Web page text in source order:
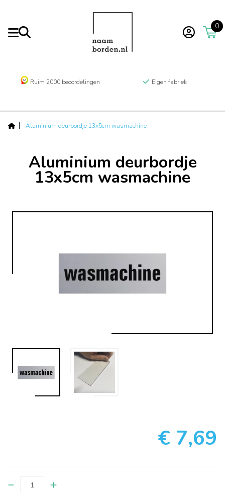
0
Ruim 2000 beoordelingen Eigen fabriek
Aluminium deurbordje 13x5cm wasmachine
Aluminium deurbordje
13x5cm wasmachine
€ 7,69